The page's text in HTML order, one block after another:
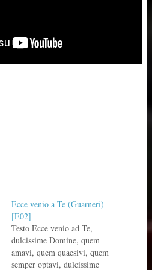
Ecce venio a Te (Guarneri)
[E02]
Testo Ecce venio ad Te,
dulcissime Domine, quem
amavi, quem quaesivi, quem
semper optavi, dulcissime